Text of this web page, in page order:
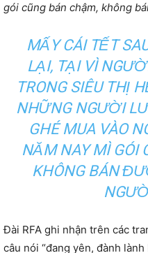
gói cũng bán chậm, không
MẤY CÁI TẾT
LẠI, TẠI VÌ
TRONG SIÊU THỊ
NHỮNG NGƯỜI
GHÉ MUA VÀO
NĂM NAY MÌ GÓI
KHÔNG BÁN
Đài RFA ghi nhận trên các
câu nói “đang yên, đành